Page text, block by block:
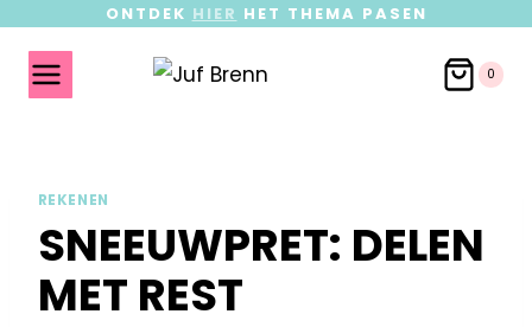
ONTDEK HIER HET THEMA PASEN
0
REKENEN
SNEEUWPRET: DELEN
MET REST